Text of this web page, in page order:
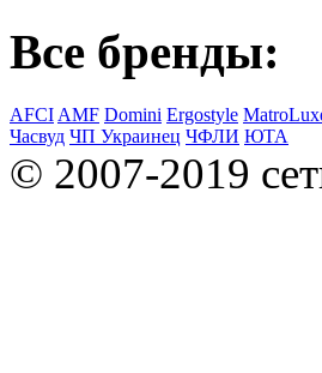
Все бренды:
AFCI AMF Domini Ergostyle
Часвуд ЧП Украинец ЧФЛИ ЮТА
© 2007-2019